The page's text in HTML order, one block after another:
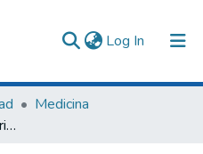
Log In (current)
Medicina
Obesidad como factor de riesgo de complicaciones intraoperatorias en pacientes intervenidos por colecistectomía laparoscópica en el Hospital Regional Eleazar Guzmán Barrón, 2019